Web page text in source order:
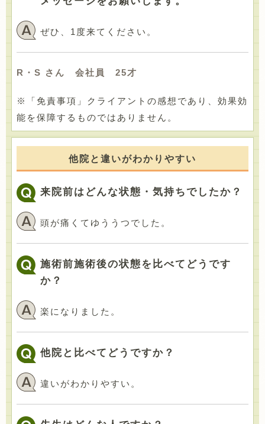
ぜひ、1度来てください。
R・S さん 会社員 25才
※「免責事項」クライアントの感想であり、効果効
能を保障するものではありません。
他院と違いがわかりやすい
来院前はどんな状態・気持ちでしたか？
頭が痛くてゆううつでした。
施術前施術後の状態を比べてどうです
か？
楽になりました。
他院と比べてどうですか？
違いがわかりやすい。